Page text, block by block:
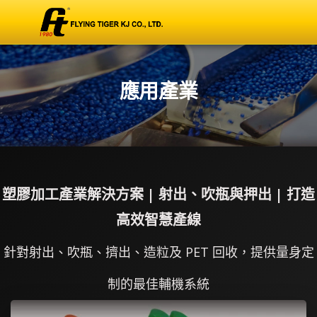
應用產業
塑膠加工產業解決方案 | 射出、吹瓶與押出 | 打造
高效智慧產線
針對射出、吹瓶、擠出、造粒及 PET 回收，提供量身定
制的最佳輔機系統